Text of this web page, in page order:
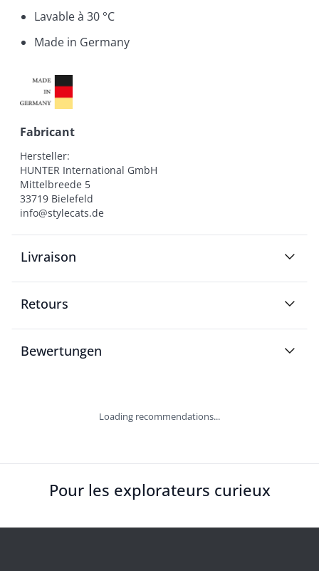
Lavable à 30 °C
Made in Germany
Fabricant
Hersteller:
HUNTER International GmbH
Mittelbreede 5
33719 Bielefeld
info@stylecats.de
Livraison
Retours
Bewertungen
Loading recommendations...
Pour les explorateurs curieux